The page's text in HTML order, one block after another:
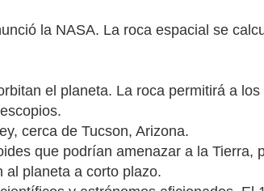
la NASA. La roca espacial se
el planeta. La roca permitirá a
cerca de Tucson, Arizona.
que podrían amenazar a la Tierra,
al planeta a corto plazo.